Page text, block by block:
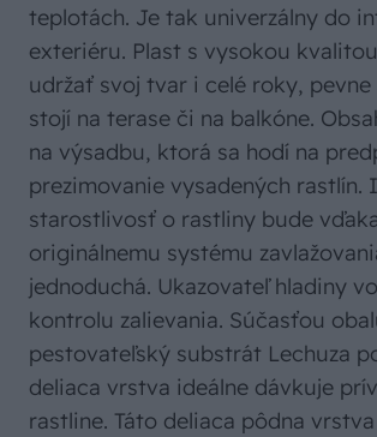
teplotách. Je tak univerzálny do
exteriéru. Plast s vysokou
udržať svoj tvar i celé roky, pevne
stojí na terase či na balkóne.
na výsadbu, ktorá sa hodí na
prezimovanie vysadených rastlín. I
starostlivosť o rastliny bude
originálnemu systému
jednoduchá. Ukazovateľ hladiny
kontrolu zalievania. Súčasťou
pestovateľský substrát Lechuza
deliaca vrstva ideálne dávkuje
rastline. Táto deliaca pôdna